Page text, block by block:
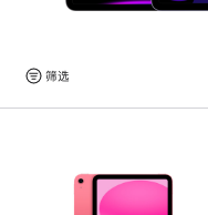
览
筛选